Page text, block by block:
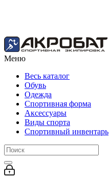
Меню
Весь каталог
Обувь
Одежда
Спортивная форма
Аксессуары
Виды спорта
Спортивный инвентарь